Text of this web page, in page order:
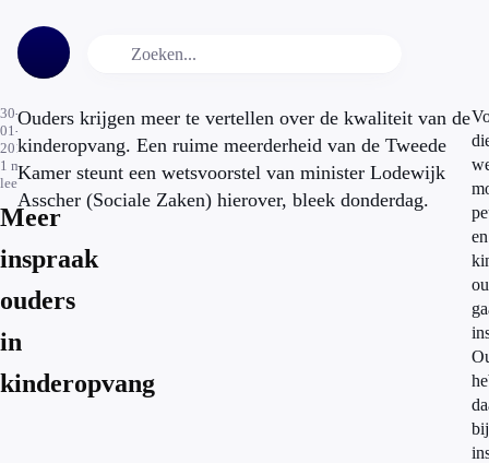
30-
01-
2015
1 min.
leestijd
Meer
inspraak
ouders
in
kinderopvang
Ouders krijgen meer te vertellen over de kwaliteit van de
kinderopvang. Een ruime meerderheid van de Tweede
Kamer steunt een wetsvoorstel van minister Lodewijk
Asscher (Sociale Zaken) hierover, bleek donderdag.
en